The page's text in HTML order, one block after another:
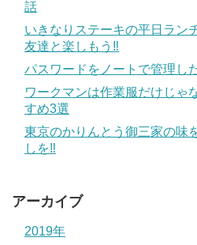
話
いきなりステーキの平日ラン
友達と楽しもう‼
パスワードをノートで管理し
ワークマンは作業服だけじゃ
すめ3選
東京のかりんとう御三家の味
しを‼
アーカイブ
2019年